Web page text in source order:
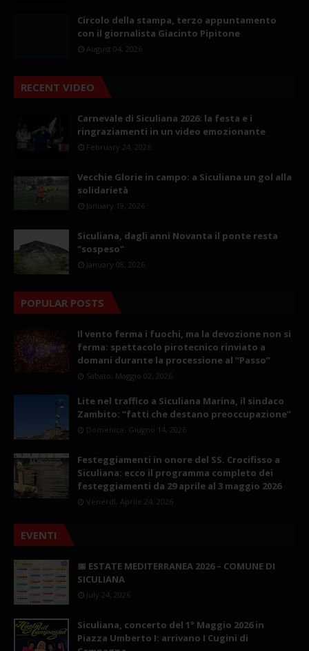
Circolo della stampa, terzo appuntamento
con il giornalista Giacinto Pipitone
August 04, 2026
RECENT VIDEO
Carnevale di Siculiana 2026: la festa e i
ringraziamenti in un video emozionante
February 24, 2026
Vecchie Glorie in campo: a Siculiana un gol alla
solidarietà
January 19, 2026
Siculiana, dagli anni Novanta il ponte resta
"sospeso"
January 08, 2026
POPULAR POSTS
Il vento ferma i fuochi, ma la devozione non si
ferma: spettacolo pirotecnico rinviato a
domani durante la processione al “Passo”
Sabato, Maggio 02, 2026
Lite nel traffico a Siculiana Marina, il sindaco
Zambito: “fatti che destano preoccupazione”
Domenica, Giugno 14, 2026
Festeggiamenti in onore del SS. Crocifisso a
Siculiana: ecco il programma completo dei
festeggiamenti da 29 aprile al 3 maggio 2026
Venerdì, Aprile 24, 2026
EVENTI
📅 ESTATE MEDITERRANEA 2026 – COMUNE DI
SICULIANA
July 24, 2026
Siculiana, concerto del 1° Maggio 2026 in
Piazza Umberto I: arrivano I Cugini di